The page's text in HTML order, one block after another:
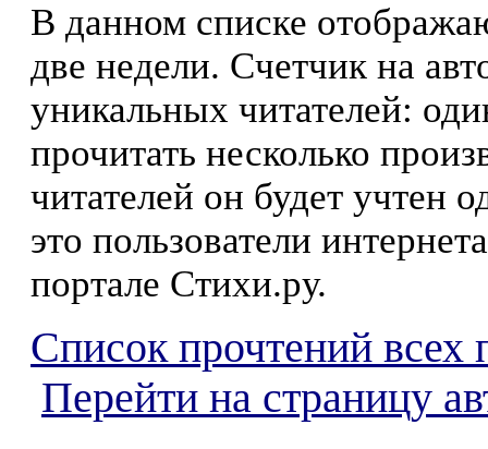
В данном списке
две недели. Счетчик на
уникальных читателей:
прочитать несколько
читателей он будет учтен
это пользователи
портале Стихи.ру.
Список прочтений всех
Перейти на страницу